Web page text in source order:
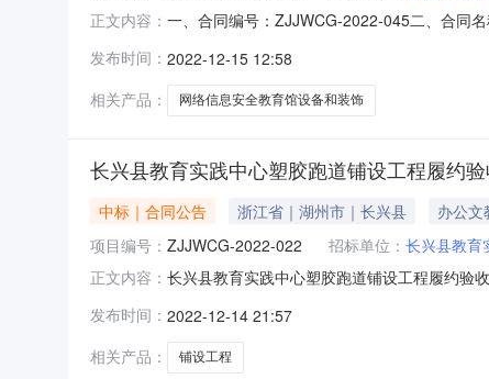
正文内容： 一、合同编号：ZJJWCG-2022-045二、合同
0572-6778855供应商（乙方）：江苏艺和广
发布时间： 2022-12-15 12:58
相关产品：
网络信息安全教育馆设备和装饰
长兴县教育实践中心塑胶跑道铺设工程履约
中标｜合同公告 浙江省｜湖州市｜长兴县 办公文
项目编号： ZJJWCG-2022-022 招标单位： 长兴县教育
正文内容： 长兴县教育实践中心塑胶跑道铺设工程履约验
技校）联系方式：0572-6778855供应商（乙
发布时间： 2022-12-14 21:57
相关产品：
铺设工程